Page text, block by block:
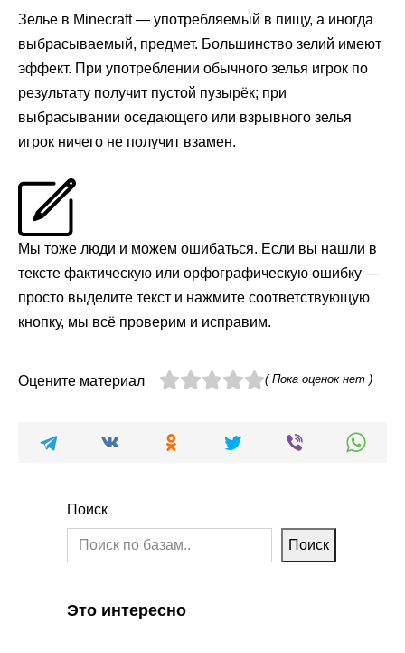
Зелье в Minecraft — употребляемый в пищу, а иногда
выбрасываемый, предмет. Большинство зелий имеют
эффект. При употреблении обычного зелья игрок по
результату получит пустой пузырёк; при
выбрасывании оседающего или взрывного зелья
игрок ничего не получит взамен.
Мы тоже люди и можем ошибаться. Если вы нашли в
тексте фактическую или орфографическую ошибку —
просто выделите текст и нажмите соответствующую
кнопку, мы всё проверим и исправим.
Оцените материал ( Пока оценок нет )
Поиск
Поиск
Это интересно